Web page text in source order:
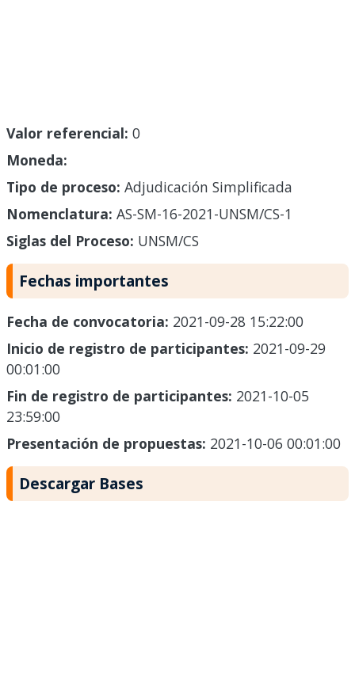
Valor referencial: 0
Moneda:
Tipo de proceso: Adjudicación Simplificada
Nomenclatura: AS-SM-16-2021-UNSM/CS-1
Siglas del Proceso: UNSM/CS
Fechas importantes
Fecha de convocatoria: 2021-09-28 15:22:00
Inicio de registro de participantes: 2021-09-29
00:01:00
Fin de registro de participantes: 2021-10-05
23:59:00
Presentación de propuestas: 2021-10-06 00:01:00
Descargar Bases